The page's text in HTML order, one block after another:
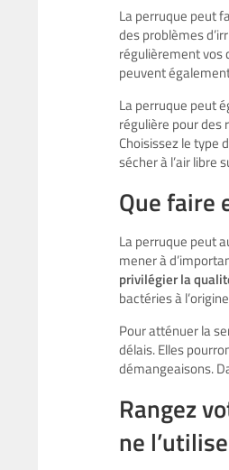
La perruque peut
des problèmes
régulièrement vos
peuvent
La perruque peut
régulière pour des
Choisissez le type
sécher à l’air libre
Que faire
La perruque peut
mener à
privilégier la
bactéries à
Pour atténuer la
délais. Elles
démangeaisons.
Rangez
ne